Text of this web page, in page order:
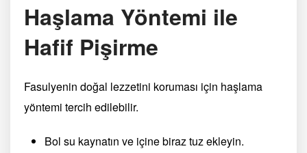
Haşlama Yöntemi ile
Hafif Pişirme
Fasulyenin doğal lezzetini koruması için haşlama
yöntemi tercih edilebilir.
Bol su kaynatın ve içine biraz tuz ekleyin.